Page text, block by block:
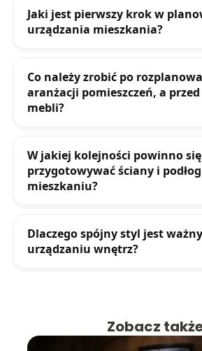
Jaki jest pierwszy krok w
urządzania mieszkania?
Co należy zrobić po
aranżacji pomieszczeń, a
mebli?
W jakiej kolejności powinno się
przygotowywać ściany i
mieszkaniu?
Dlaczego spójny styl jest
urządzaniu wnętrz?
Zobacz